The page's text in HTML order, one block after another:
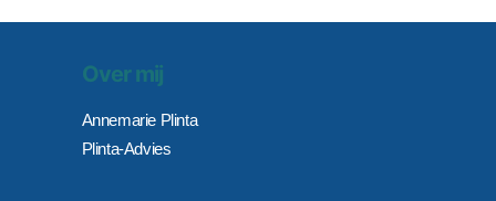
Over mij
Annemarie Plinta
Plinta-Advies